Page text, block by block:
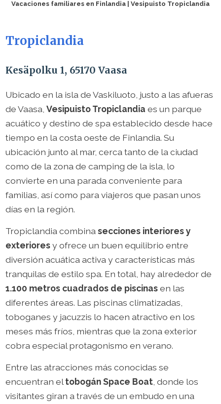
Vacaciones familiares en Finlandia | Vesipuisto Tropiclandia
Tropiclandia
Kesäpolku 1, 65170 Vaasa
Ubicado en la isla de Vaskiluoto, justo a las afueras
de Vaasa, Vesipuisto Tropiclandia es un parque
acuático y destino de spa establecido desde hace
tiempo en la costa oeste de Finlandia. Su
ubicación junto al mar, cerca tanto de la ciudad
como de la zona de camping de la isla, lo
convierte en una parada conveniente para
familias, así como para viajeros que pasan unos
días en la región.
Tropiclandia combinasecciones interiores y
exterioresy ofrece un buen equilibrio entre
diversión acuática activa y características más
tranquilas de estilo spa. En total, hay alrededor de
1.100 metros cuadrados de piscinasen las
diferentes áreas. Las piscinas climatizadas,
toboganes y jacuzzis lo hacen atractivo en los
meses más fríos, mientras que la zona exterior
cobra especial protagonismo en verano.
Entre las atracciones más conocidas se
encuentran el tobogán Space Boat , donde los
visitantes giran a través de un embudo en una